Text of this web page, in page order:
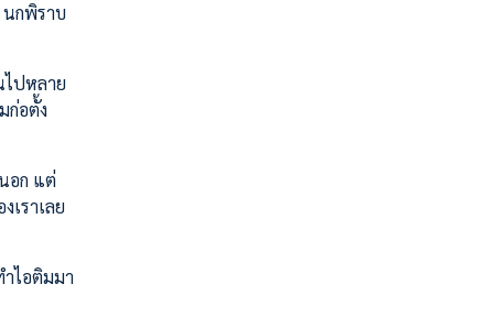
นกพิราบ
ไปหลาย
ก่อตั้ง
อก แต่
ราเลย
ไอติมมา